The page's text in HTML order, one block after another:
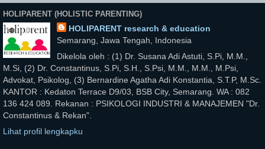
HOLIPARENT (HOLISTIC PARENTING)
HOLIPARENT research & education
Semarang, Jawa Tengah, Indonesia
Dikelola oleh : (1) Dr. Susana Adi Astuti, S.Pi, M.M.,
M.Si, (2) Dr. Constantinus, S.Pi, S.H., S.Psi, M.M., M.M., M.Psi,
Advokat, Psikolog, (3) Bernardine Agatha Adi Konstantia, S.T.P, M.Sc.
KANTOR : Kedaton Terrace D9/03, BSB City, Semarang. WA : 082
136 424 089. Rekanan : PSIKOLOGI INDUSTRI & MANAJEMEN "Dr.
Constantinus & Rekan".
Lihat profil lengkapku